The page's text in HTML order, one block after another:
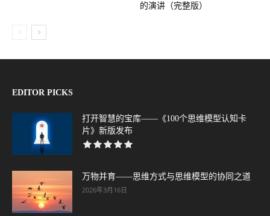
的演讲（完整版）
EDITOR PICKS
打开智慧的宝库——《100个思维模型认知卡
片》新版发布
万物并育——思维方式与思维模型的协同之道
2026年3月16日